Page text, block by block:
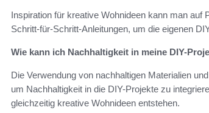
Inspiration für kreative Wohnideen kann man auf
Schritt-für-Schritt-Anleitungen, um die eigenen
Wie kann ich Nachhaltigkeit in meine DIY-
Die Verwendung von nachhaltigen Materialien
um Nachhaltigkeit in die DIY-Projekte zu
gleichzeitig kreative Wohnideen entstehen.